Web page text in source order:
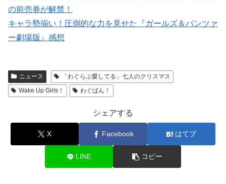
の前売券が解禁！
キャラ勢揃い！圧倒的な力を見せた『ガールズ＆パンツァ
ー劇場版』感想
ニュース
「わぐらぶ愛してる」七人のクリスマス
Wake Up Girls！
わぐばん！
シェアする
X Facebook はてブ
LINE コピー